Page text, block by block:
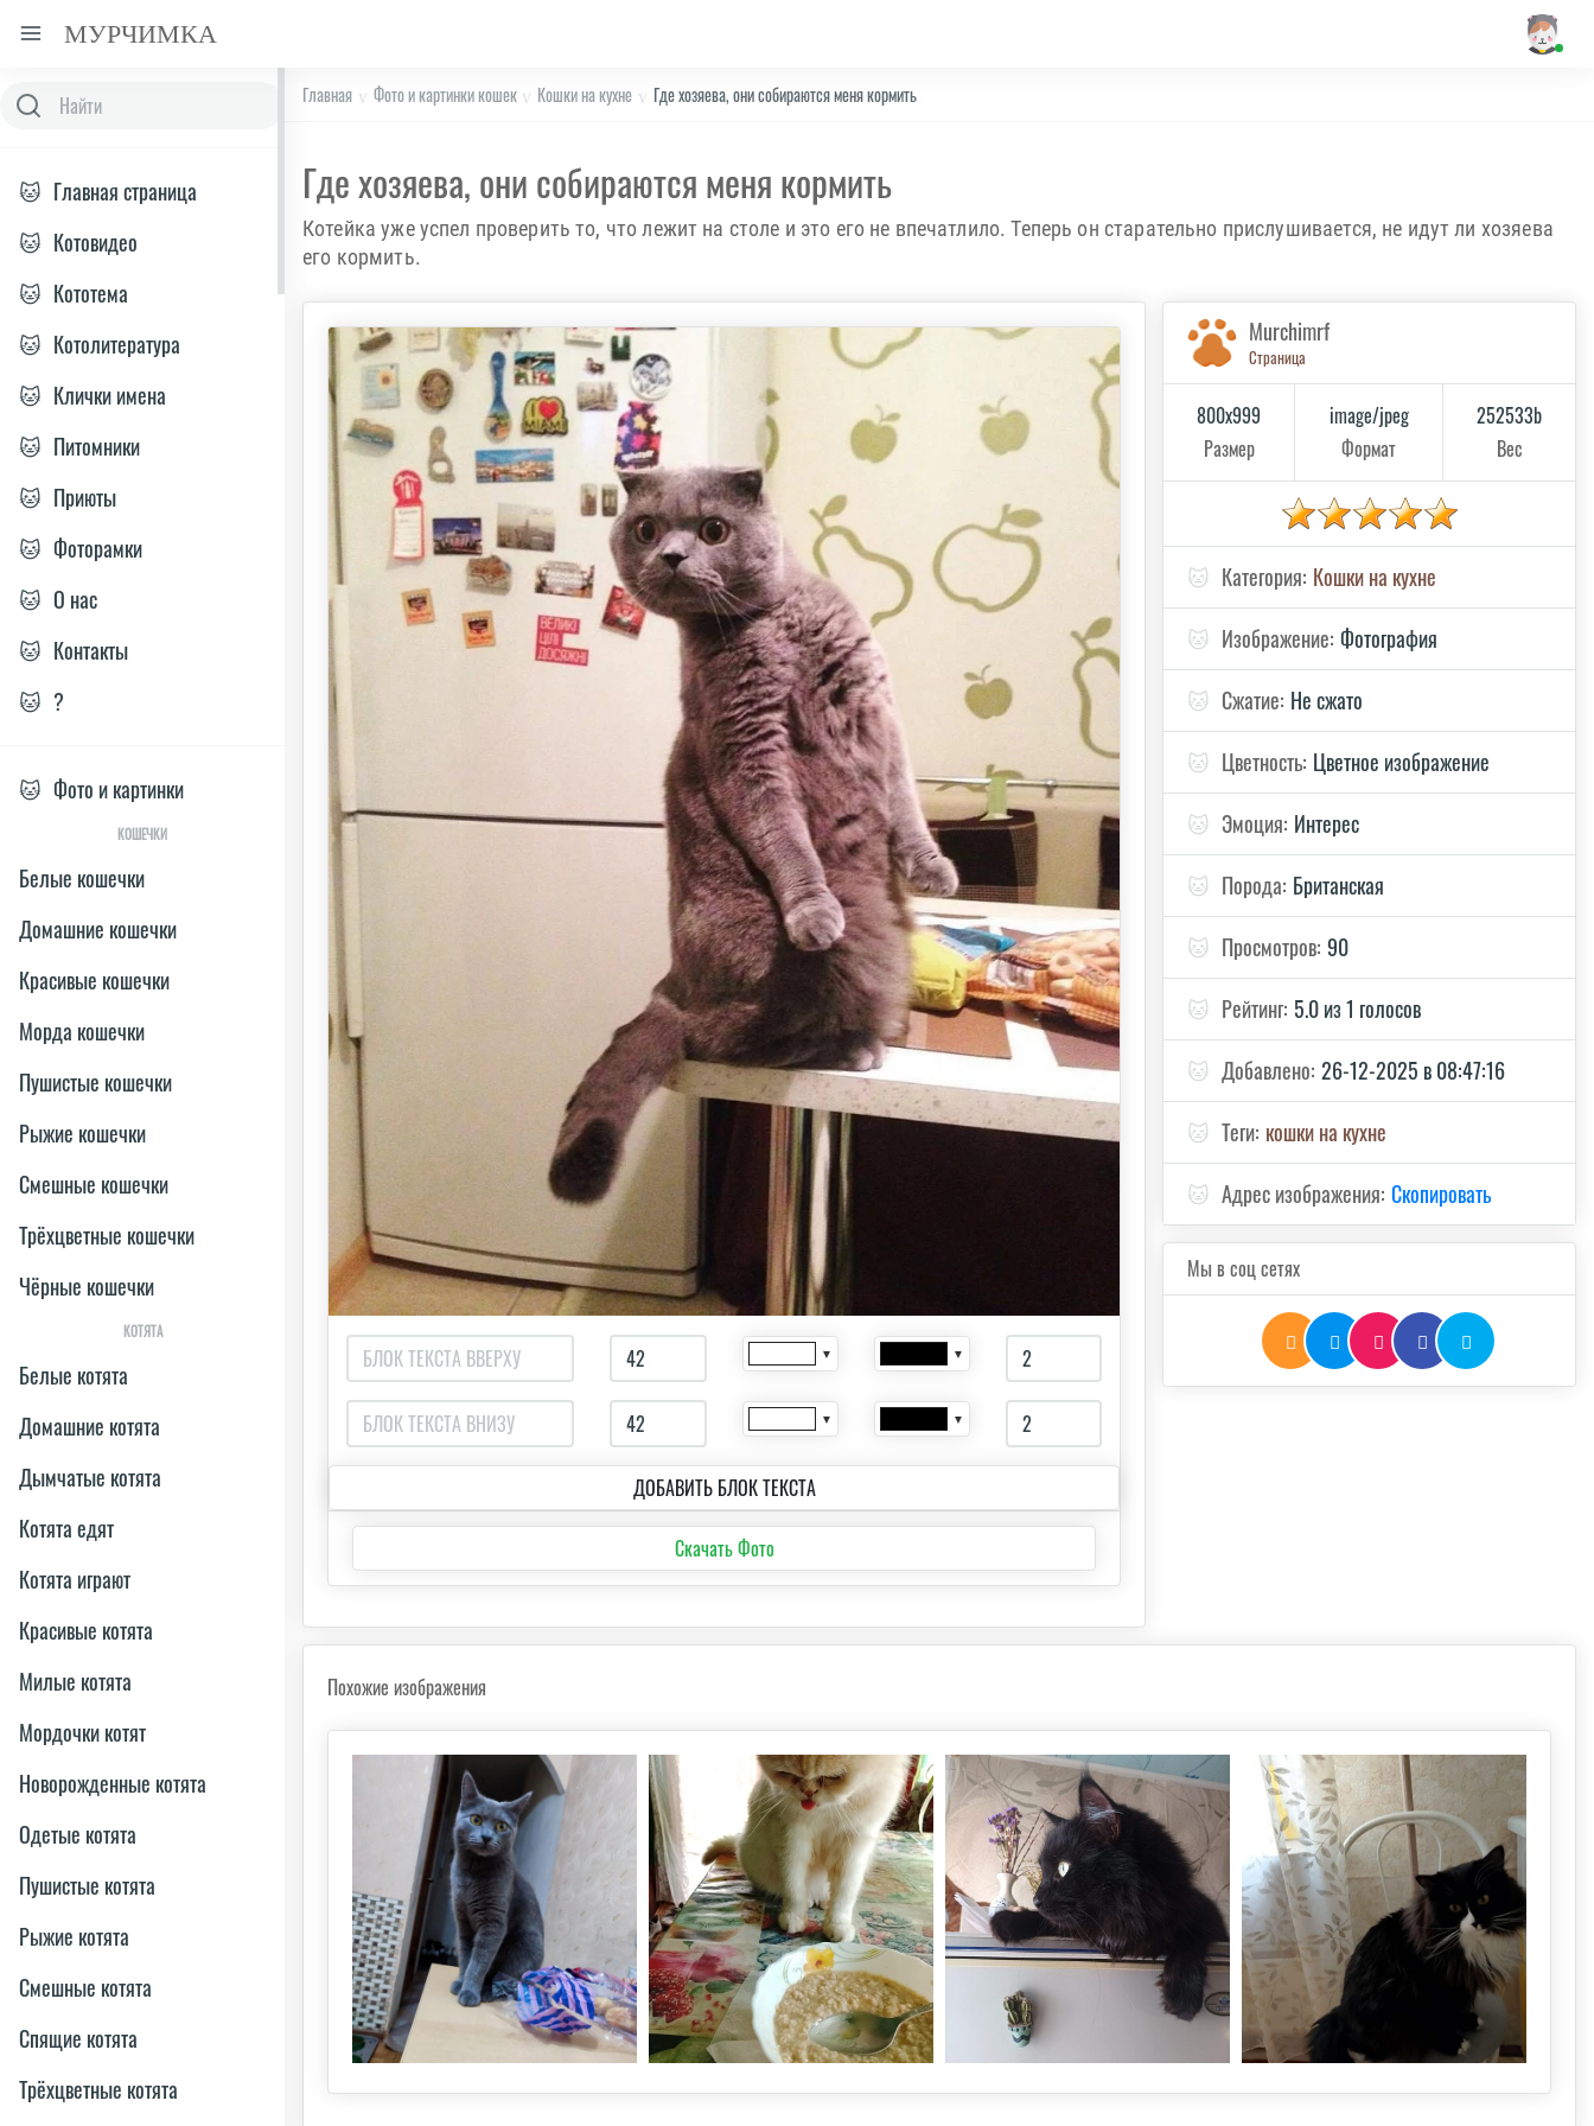
МУРЧИМКА
🐱 Главная страница
🐱 Котовидео
🐱 Кототема
🐱 Котолитература
🐱 Клички имена
🐱 Питомники
🐱 Приюты
🐱 Фоторамки
🐱 О нас
🐱 Контакты
🐱 ?
🐱 Фото и картинки
КОШЕЧКИ
Белые кошечки
Домашние кошечки
Красивые кошечки
Морда кошечки
Пушистые кошечки
Рыжие кошечки
Смешные кошечки
Трёхцветные кошечки
Чёрные кошечки
КОТЯТА
Белые котята
Домашние котята
Дымчатые котята
Котята едят
Котята играют
Красивые котята
Милые котята
Мордочки котят
Новорожденные котята
Одетые котята
Пушистые котята
Рыжие котята
Смешные котята
Спящие котята
Трёхцветные котята
Главная Фото и картинки кошек Кошки на кухне Где хозяева, они собираются меня кормить
Где хозяева, они собираются меня кормить
Котейка уже успел проверить то, что лежит на столе и это его не впечатлило. Теперь он старательно прислушивается, не идут ли хозяева
его кормить.
▼ ▼
▼ ▼
ДОБАВИТЬ БЛОК ТЕКСТА
Скачать Фото
Murchimrf
Страница
800x999
Размер
image/jpeg
Формат
252533b
Вес
🐱 Категория: Кошки на кухне
🐱 Изображение: Фотография
🐱 Сжатие: Не сжато
🐱 Цветность: Цветное изображение
🐱 Эмоция: Интерес
🐱 Порода: Британская
🐱 Просмотров: 90
🐱 Рейтинг: 5.0 из 1 голосов
🐱 Добавлено: 26-12-2025 в 08:47:16
🐱 Теги: кошки на кухне
🐱 Адрес изображения: Скопировать
Мы в соц сетях
Похожие изображения